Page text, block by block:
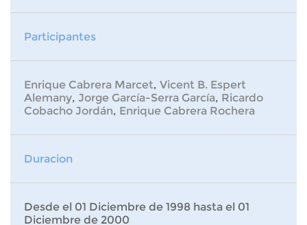
Participantes
Enrique Cabrera Marcet, Vicent B. Espert
Alemany, Jorge García-Serra García, Ricardo
Cobacho Jordán, Enrique Cabrera Rochera
Duracion
Desde el 01 Diciembre de 1998 hasta el 01
Diciembre de 2000